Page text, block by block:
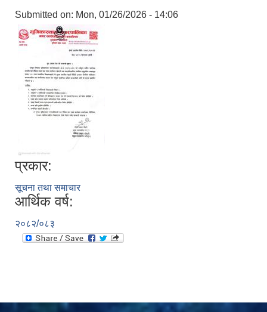
Submitted on: Mon, 01/26/2026 - 14:06
प्रकार:
सूचना तथा समाचार
आर्थिक वर्ष:
२०८२/०८३